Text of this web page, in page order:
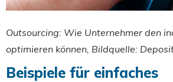
Outsourcing: Wie Unternehmer den
optimieren können, Bildquelle:
Beispiele für einfaches